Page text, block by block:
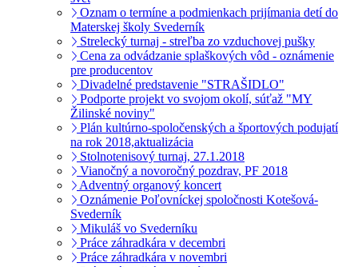
Oznam o termíne a podmienkach prijímania detí do
Materskej školy Svederník
Strelecký turnaj - streľba zo vzduchovej pušky
Cena za odvádzanie splaškových vôd - oznámenie
pre producentov
Divadelné predstavenie "STRAŠIDLO"
Podporte projekt vo svojom okolí, súťaž "MY
Žilinské noviny"
Plán kultúrno-spoločenských a športových podujatí
na rok 2018,aktualizácia
Stolnotenisový turnaj, 27.1.2018
Vianočný a novoročný pozdrav, PF 2018
Adventný organový koncert
Oznámenie Poľovníckej spoločnosti Kotešová-
Svederník
Mikuláš vo Svederníku
Práce záhradkára v decembri
Práce záhradkára v novembri